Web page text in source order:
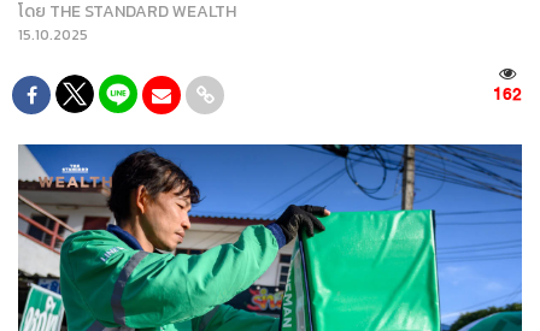
โดย THE STANDARD WEALTH
15.10.2025
162